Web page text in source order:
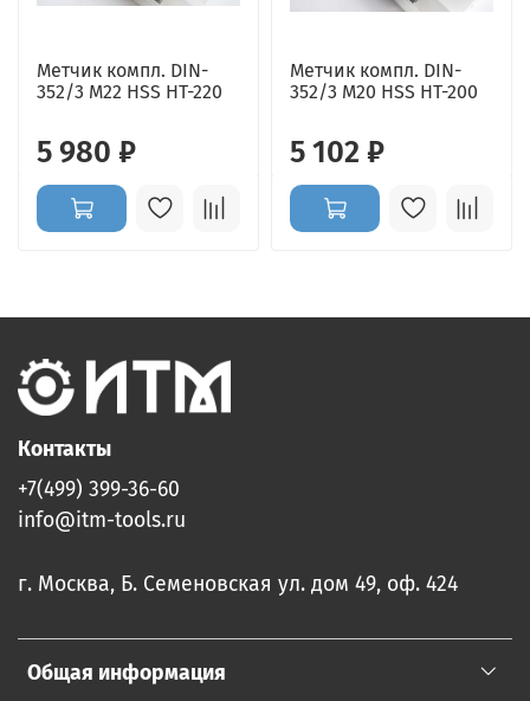
Метчик компл. DIN-
352/3 М22 HSS HT-220
5 980 ₽
Метчик компл. DIN-
352/3 М20 HSS HT-200
5 102 ₽
Общая информация
Контакты
+7(499) 399-36-60
info@itm-tools.ru
г. Москва, Б. Семеновская ул. дом 49, оф. 424